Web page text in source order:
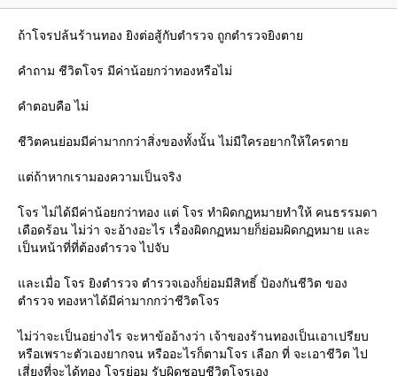
ถ้าโจรปล้นร้านทอง ยิงต่อสู้กับตำรวจ ถูกตำรวจยิงตา
คำถาม ชีวิตโจร มีค่าน้อยกว่าทองหรือไม่
คำตอบคือ ไม่
ชีวิตคนย่อมมีค่ามากกว่าสิ่งของทั้งนั้น ไม่มีใครอยากให้ใครตา
ต่ถ้าหากเรามองความเป็นจริง
จร ไม่ได้มีค่าน้อยกว่าทอง แต่ โจร ทำผิดกฏหมายทำให้ คนธรรมดา
เดือดร้อน ไม่ว่า จะอ้างอะไร เรื่องผิดกฏหมายก็ย่อมผิดกฏหมาย และ
เป็นหน้าที่ที่ต้องตำรวจ ไปจับ
ละเมื่อ โจร ยิงตำรวจ ตำรวจเองก็ย่อมมีสิทธิ์ ป้องกันชีวิต ของ
ตำรวจ ทองหาได้มีค่ามากกว่าชีวิตโจร
ไม่ว่าจะเป็นอย่างไร จะหาข้ออ้างว่า เจ้าของร้านทองเป็นเอาเปรียบ
หรือเพราะตัวเองยากจน หรืออะไรก็ตามโจร เลือก ที่ จะเอาชีวิต ไป
เสี่ยงที่จะได้ทอง โจรย่อม รับผิดชอบชีวิตโจรเอง